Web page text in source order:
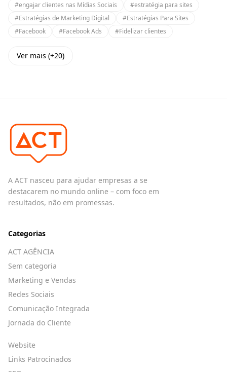
#engajar clientes nas Mídias Sociais
#estratégia para sites
#Estratégias de Marketing Digital
#Estratégias Para Sites
#Facebook
#Facebook Ads #Fidelizar clientes
Ver mais (+20)
A ACT nasceu para ajudar empresas a se
destacarem no mundo online – com foco em
resultados, não em promessas.
Categorias
ACT AGÊNCIA
Sem categoria
Marketing e Vendas
Redes Sociais
Comunicação Integrada
Jornada do Cliente
Website
Links Patrocinados